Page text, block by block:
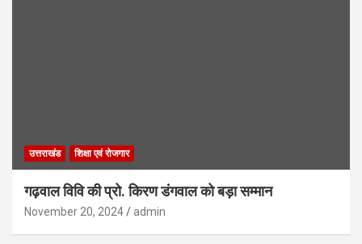
उत्तराखंड शिक्षा एवं रोजगार
गढ़वाल विवि की प्रो. किरण डंगवाल को बड़ा सम्मान
November 20, 2024 admin